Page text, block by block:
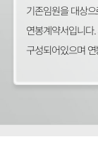
기존임원을 대상
연봉계약서입니다
구성되어있으며